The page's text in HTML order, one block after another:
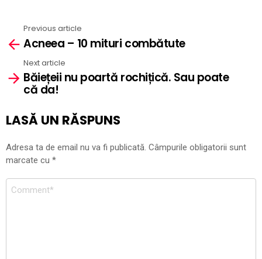
more
Previous article
Acneea – 10 mituri combătute
Next article
Băiețeii nu poartă rochițică. Sau poate
că da!
LASĂ UN RĂSPUNS
Adresa ta de email nu va fi publicată. Câmpurile obligatorii sunt
marcate cu *
Comentariu